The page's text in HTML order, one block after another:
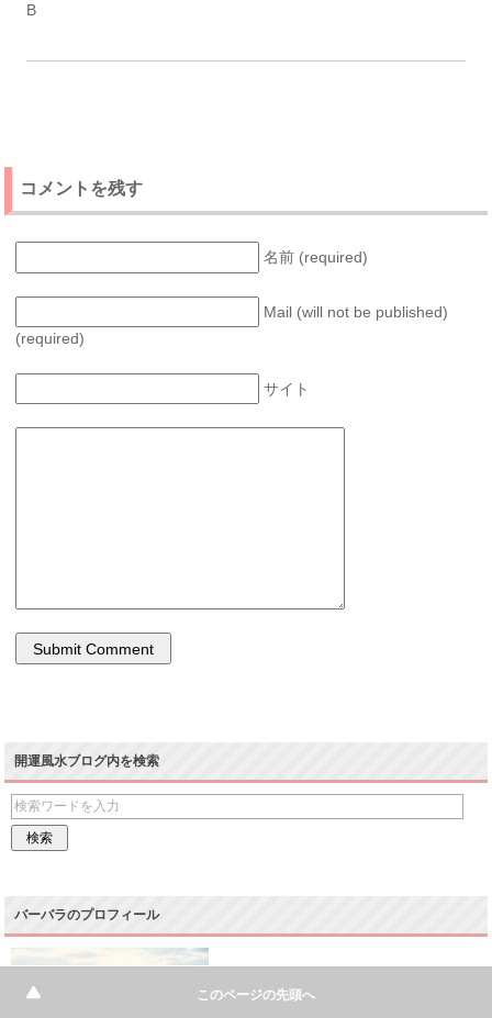
B
コメントを残す
名前 (required)
Mail (will not be published)
(required)
サイト
開運風水ブログ内を検索
バーバラのプロフィール
このページの先頭へ